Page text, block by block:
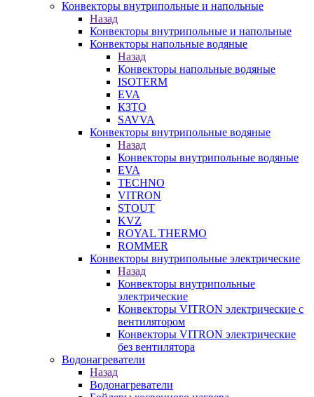
Конвекторы внутрипольные и напольные
Назад
Конвекторы внутрипольные и напольные
Конвекторы напольные водяные
Назад
Конвекторы напольные водяные
ISOTERM
EVA
КЗТО
SAVVA
Конвекторы внутрипольные водяные
Назад
Конвекторы внутрипольные водяные
EVA
TECHNO
VITRON
STOUT
KVZ
ROYAL THERMO
ROMMER
Конвекторы внутрипольные электрические
Назад
Конвекторы внутрипольные
электрические
Конвекторы VITRON электрические с
вентилятором
Конвекторы VITRON электрические
без вентилятора
Водонагреватели
Назад
Водонагреватели